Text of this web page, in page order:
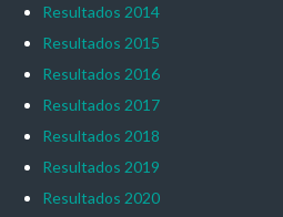
Resultados 2014
Resultados 2015
Resultados 2016
Resultados 2017
Resultados 2018
Resultados 2019
Resultados 2020